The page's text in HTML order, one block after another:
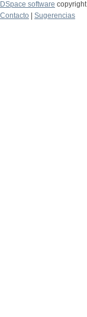
DSpace software
Contacto
Sugerencias